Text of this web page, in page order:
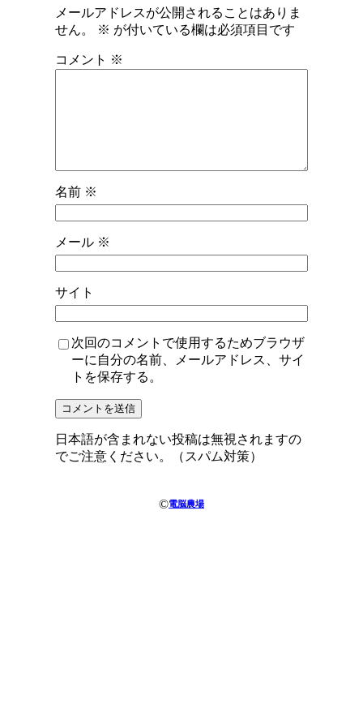
メールアドレスが公開されることはありま
せん。
※ が付いている欄は必須項目です
コメント ※
名前 ※
メール ※
サイト
次回のコメントで使用するためブラウザ
ーに自分の名前、メールアドレス、サイ
トを保存する。
日本語が含まれない投稿は無視されますの
でご注意ください。（スパム対策）
©電脳農場